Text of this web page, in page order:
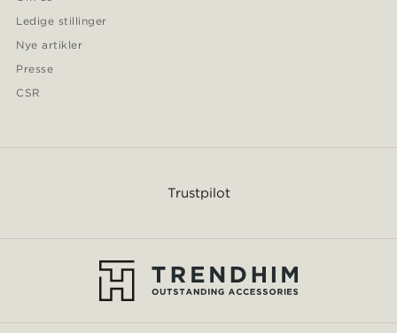
Ledige stillinger
Nye artikler
Presse
CSR
Trustpilot